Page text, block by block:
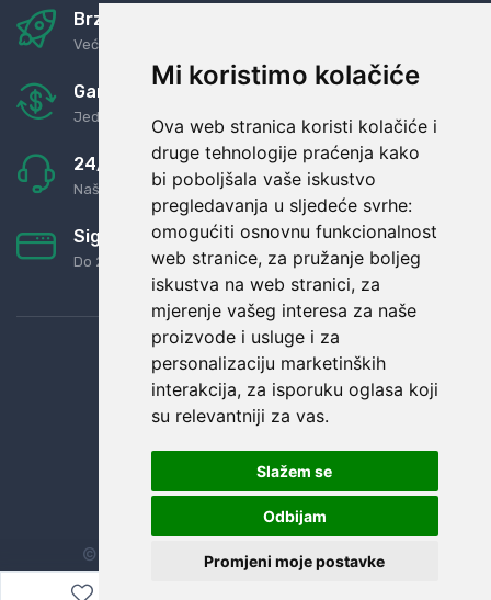
Mi koristimo kolačiće
Ova web stranica koristi kolačiće i
druge tehnologije praćenja kako
bi poboljšala vaše iskustvo
pregledavanja u sljedeće svrhe:
omogućiti osnovnu funkcionalnost
web stranice, za pružanje boljeg
iskustva na web stranici, za
mjerenje vašeg interesa za naše
proizvode i usluge i za
personalizaciju marketinških
interakcija, za isporuku oglasa koji
su relevantniji za vas.
Slažem se
Odbijam
Promjeni moje postavke
Brza i sigurna dostava
Već za nekoliko dana kod vas
Garancija u povrat novaca
Jednostavno pravilo: Roba za novac
24/7 odlična podrška
Naši agenti uvijek na raspolaganju
Sigurno obročno plaćanje
Do 24 rata bez kamata
© Sva prava zadržana. Dopi grupa d.o.o.